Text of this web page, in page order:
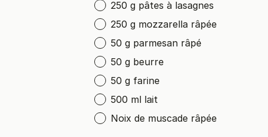
250 g pâtes à lasagnes
250 g mozzarella râpée
50 g parmesan râpé
50 g beurre
50 g farine
500 ml lait
Noix de muscade râpée